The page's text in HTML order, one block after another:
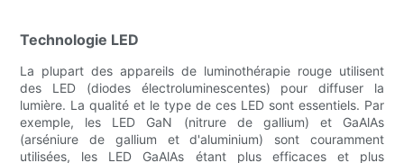
Technologie LED
La plupart des appareils de luminothérapie rouge utilisent
des LED (diodes électroluminescentes) pour diffuser la
lumière. La qualité et le type de ces LED sont essentiels. Par
exemple, les LED GaN (nitrure de gallium) et GaAlAs
(arséniure de gallium et d'aluminium) sont couramment
utilisées, les LED GaAlAs étant plus efficaces et plus